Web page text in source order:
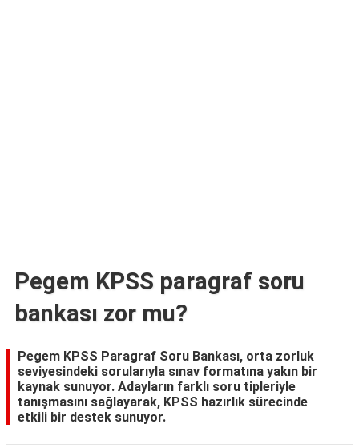
Pegem KPSS paragraf soru
bankası zor mu?
Pegem KPSS Paragraf Soru Bankası, orta zorluk
seviyesindeki sorularıyla sınav formatına yakın bir
kaynak sunuyor. Adayların farklı soru tipleriyle
tanışmasını sağlayarak, KPSS hazırlık sürecinde
etkili bir destek sunuyor.